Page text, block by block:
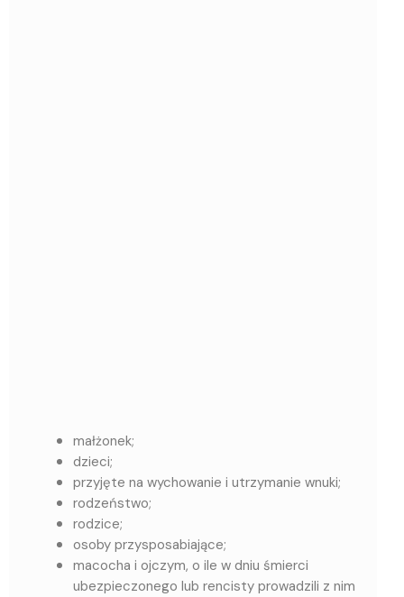
małżonek;
dzieci;
przyjęte na wychowanie i utrzymanie wnuki;
rodzeństwo;
rodzice;
osoby przysposabiające;
macocha i ojczym, o ile w dniu śmierci
ubezpieczonego lub rencisty prowadzili z nim